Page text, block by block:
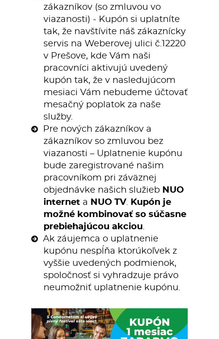
zákazníkov (so zmluvou vo
viazanosti) - Kupón si uplatníte
tak, že navštívite náš zákaznícky
servis na Weberovej ulici č.12220
v Prešove, kde Vám naši
pracovníci aktivujú uvedený
kupón tak, že v nasledujúcom
mesiaci Vám nebudeme účtovať
mesačný poplatok za naše
služby.
Pre nových zákazníkov a
zákazníkov so zmluvou bez
viazanosti – Uplatnenie kupónu
bude zaregistrované našim
pracovníkom pri záväznej
objednávke našich služieb NUO
internet a NUO TV. Kupón je
možné kombinovať so súčasne
prebiehajúcou akciou.
Ak záujemca o uplatnenie
kupónu nespĺňa ktorúkoľvek z
vyššie uvedených podmienok,
spoločnosť si vyhradzuje právo
neumožniť uplatnenie kupónu.